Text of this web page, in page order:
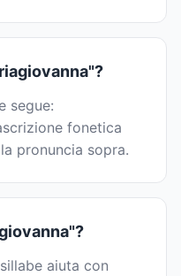
segue:
fonetica
pronuncia sopra.
aiuta con